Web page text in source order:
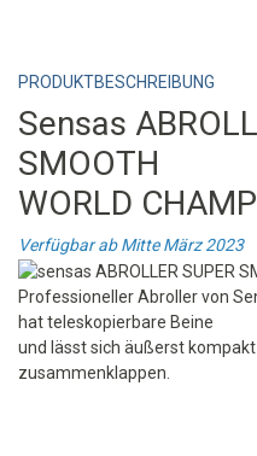
PRODUKTBESCHREIBUNG
Sensas
SMOOTH
WORLD
Verfügbar ab Mitte März 2023
Professioneller Abroller von
hat teleskopierbare Beine
und lässt sich äußerst
zusammenklappen.